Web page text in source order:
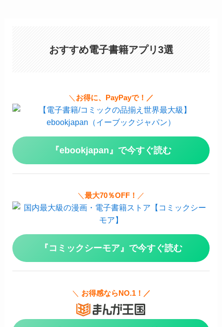
おすすめ電子書籍アプリ3選
＼ お得に、PayPayで！／
『ebookjapan』で今すぐ読む
＼ 最大70％OFF！ ／
『コミックシーモア』で今すぐ読む
＼ お得感ならNO.1！／